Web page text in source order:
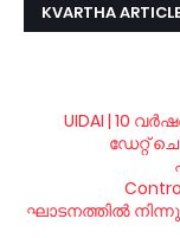
KVARTHA
UIDAI | 10
ഡേറ്റ്
ഘാടനത്തില്‍